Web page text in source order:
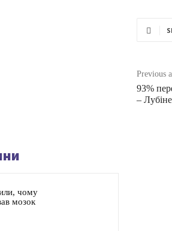
Previous
93%
–
чому
мозок